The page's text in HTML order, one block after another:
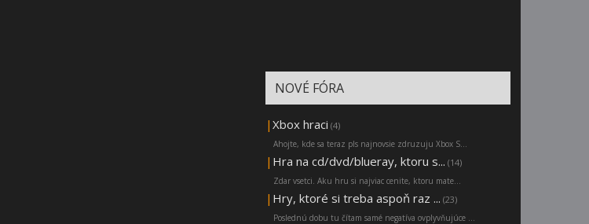
NOVÉ FÓRA
| Xbox hraci (4)
Ahojte, kde sa teraz pls najnovsie zdruzuju Xbox S...
| Hra na cd/dvd/blueray, ktoru s... (14)
Zdar vsetci. Aku hru si najviac cenite, ktoru mate...
| Hry, ktoré si treba aspoň raz ... (23)
Poslednú dobu tu čítam samé negatíva ovplyvňujúce ...